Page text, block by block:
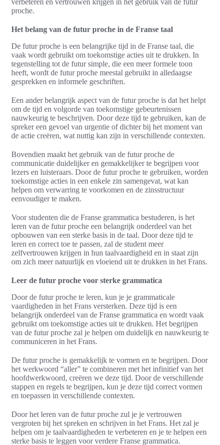
verbeteren en vertrouwen krijgen in het gebruik van de futur
proche.
Het belang van de futur proche in de Franse taal
De futur proche is een belangrijke tijd in de Franse taal, die
vaak wordt gebruikt om toekomstige acties uit te drukken. In
tegenstelling tot de futur simple, die een meer formele toon
heeft, wordt de futur proche meestal gebruikt in alledaagse
gesprekken en informele geschriften.
Een ander belangrijk aspect van de futur proche is dat het helpt
om de tijd en volgorde van toekomstige gebeurtenissen
nauwkeurig te beschrijven. Door deze tijd te gebruiken, kan de
spreker een gevoel van urgentie of dichter bij het moment van
de actie creëren, wat nuttig kan zijn in verschillende contexten.
Bovendien maakt het gebruik van de futur proche de
communicatie duidelijker en gemakkelijker te begrijpen voor
lezers en luisteraars. Door de futur proche te gebruiken, worden
toekomstige acties in een enkele zin samengevat, wat kan
helpen om verwarring te voorkomen en de zinsstructuur
eenvoudiger te maken.
Voor studenten die de Franse grammatica bestuderen, is het
leren van de futur proche een belangrijk onderdeel van het
opbouwen van een sterke basis in de taal. Door deze tijd te
leren en correct toe te passen, zal de student meer
zelfvertrouwen krijgen in hun taalvaardigheid en in staat zijn
om zich meer natuurlijk en vloeiend uit te drukken in het Frans.
Leer de futur proche voor sterke grammatica
Door de futur proche te leren, kun je je grammaticale
vaardigheden in het Frans versterken. Deze tijd is een
belangrijk onderdeel van de Franse grammatica en wordt vaak
gebruikt om toekomstige acties uit te drukken. Het begrijpen
van de futur proche zal je helpen om duidelijk en nauwkeurig te
communiceren in het Frans.
De futur proche is gemakkelijk te vormen en te begrijpen. Door
het werkwoord “aller” te combineren met het infinitief van het
hoofdwerkwoord, creëren we deze tijd. Door de verschillende
stappen en regels te begrijpen, kun je deze tijd correct vormen
en toepassen in verschillende contexten.
Door het leren van de futur proche zul je je vertrouwen
vergroten bij het spreken en schrijven in het Frans. Het zal je
helpen om je taalvaardigheden te verbeteren en je te helpen een
sterke basis te leggen voor verdere Franse grammatica.